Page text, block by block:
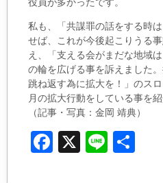
私も、「共謀罪の話をする時
せば、これが今後起こりうる
え、「支える会がまだな地域
の輪を広げる事を訴えました
跳ね返す為に拡大を！」のス
月の拡大行動をしている事を紹
（記事・写真：金岡 靖典）
F
X
Li